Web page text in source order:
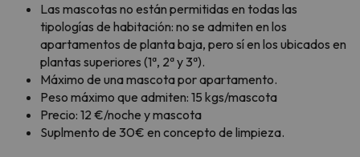
Las mascotas no están permitidas en todas las
tipologías de habitación: no se admiten en los
apartamentos de planta baja, pero sí en los ubicados en
plantas superiores (1ª, 2ª y 3ª).
Máximo de una mascota por apartamento.
Peso máximo que admiten: 15 kgs/mascota
Precio: 12 €/noche y mascota
Suplmento de 30€ en concepto de limpieza.